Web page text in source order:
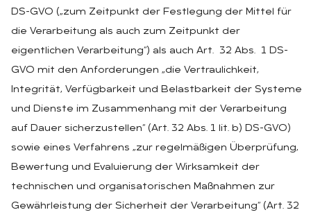
DS-GVO („zum Zeitpunkt der Festlegung der Mittel für
die Verarbeitung als auch zum Zeitpunkt der
eigentlichen Verarbeitung“) als auch Art. 32 Abs. 1 DS-
GVO mit den Anforderungen „die Vertraulichkeit,
Integrität, Verfügbarkeit und Belastbarkeit der Systeme
und Dienste im Zusammenhang mit der Verarbeitung
auf Dauer sicherzustellen“ (Art. 32 Abs. 1 lit. b) DS-GVO)
sowie eines Verfahrens „zur regelmäßigen Überprüfung,
Bewertung und Evaluierung der Wirksamkeit der
technischen und organisatorischen Maßnahmen zur
Gewährleistung der Sicherheit der Verarbeitung“ (Art. 32